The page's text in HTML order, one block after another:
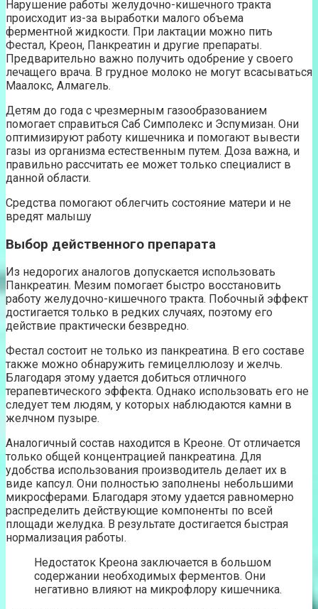
Нарушение работы желудочно-кишечного тракта
происходит из-за выработки малого объема
ферментной жидкости. При лактации можно пить
Фестал, Креон, Панкреатин и другие препараты.
Предварительно важно получить одобрение у своего
лечащего врача. В грудное молоко не могут всасываться
Маалокс, Алмагель.
Детям до года с чрезмерным газообразованием
помогает справиться Саб Симполекс и Эспумизан. Они
оптимизируют работу кишечника и помогают вывести
газы из организма естественным путем. Доза важна, и
правильно рассчитать ее может только специалист в
данной области.
Средства помогают облегчить состояние матери и не
вредят малышу
Выбор действенного препарата
Из недорогих аналогов допускается использовать
Панкреатин. Мезим помогает быстро восстановить
работу желудочно-кишечного тракта. Побочный эффект
достигается только в редких случаях, поэтому его
действие практически безвредно.
Фестал состоит не только из панкреатина. В его составе
также можно обнаружить гемицеллюлозу и желчь.
Благодаря этому удается добиться отличного
терапевтического эффекта. Однако использовать его не
следует тем людям, у которых наблюдаются камни в
желчном пузыре.
Аналогичный состав находится в Креоне. От отличается
только общей концентрацией панкреатина. Для
удобства использования производитель делает их в
виде капсул. Они полностью заполнены небольшими
микросферами. Благодаря этому удается равномерно
распределить действующие компоненты по всей
площади желудка. В результате достигается быстрая
нормализация работы.
Недостаток Креона заключается в большом
содержании необходимых ферментов. Они
негативно влияют на микрофлору кишечника.